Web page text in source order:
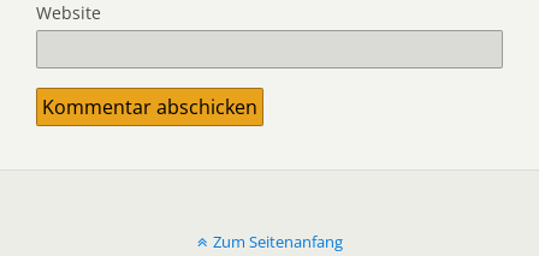
Website
Zum Seitenanfang